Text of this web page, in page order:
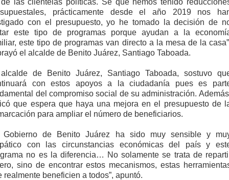
prácticamente desde el año 2019 nos
con el presupuesto, yo he tomado la decisión de
este tipo de programas porque ayudan a la
este tipo de programas van directo a la mesa de la
el alcalde de Benito Juárez, Santiago Taboada.
de Benito Juárez, Santiago Taboada, sostuvo
con estos apoyos a la ciudadanía pues es
del compromiso social de su administración.
que espera que haya una mejora en el presupuesto de
para ampliar el número de beneficiarios.
Gobierno de Benito Juárez ha sido muy sensible y
con las circunstancias económicas del país y
no es la diferencia… No solamente se trata de
sino de encontrar estos mecanismos, estas
realmente beneficien a todos”, apuntó.